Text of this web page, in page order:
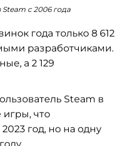
с 2006 года
года только 8 612
разработчиками.
а 2 129
Steam в
игры, что
год, но на одну